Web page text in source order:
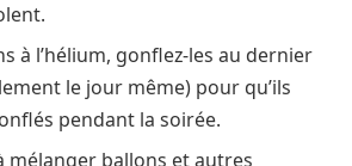
à l’hélium, gonflez-les au dernier
le jour même) pour qu’ils
pendant la soirée.
mélanger ballons et autres